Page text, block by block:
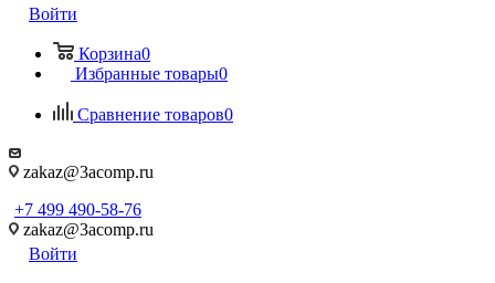
Войти
Корзина0
Избранные товары0
Сравнение товаров0
zakaz@3acomp.ru
+7 499 490-58-76
zakaz@3acomp.ru
Войти